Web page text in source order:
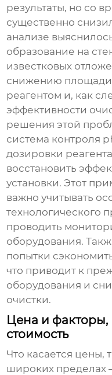
результаты, но со
существенно
анализе
образование на
известковых
снижению площади
реагентом и, как
эффективности
решения этой
система контроля
дозировки
восстановить
установки. Этот
важно учитывать
технологического
проводить
оборудования.
попытки
что приводит к
оборудования и
очистки.
Цена и
стоимость
Что касается цены,
широких пределах